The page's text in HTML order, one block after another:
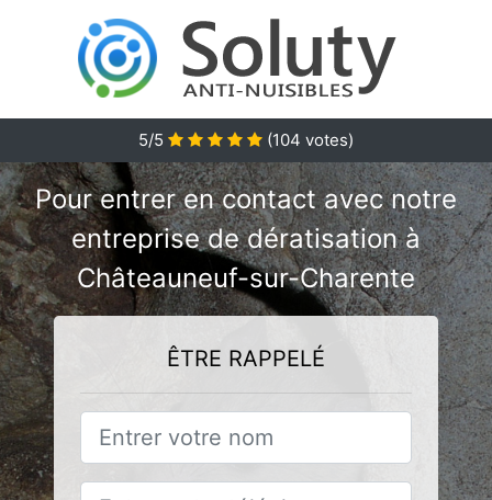
5/5 (104 votes)
Pour entrer en contact avec notre
entreprise de dératisation à
Châteauneuf-sur-Charente
ÊTRE RAPPELÉ